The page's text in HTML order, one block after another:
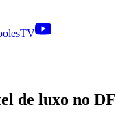
de luxo no DF